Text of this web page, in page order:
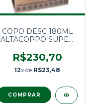
COPO DESC 180ML
ALTACOPPO SUPER
UNID.
R$230,70
12x de R$23,48